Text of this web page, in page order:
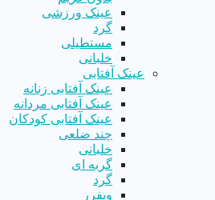
عینک ورزشی
گرد
مستطیلی
خلبانی
عینک آفتابی
عینک آفتابی زنانه
عینک آفتابی مردانه
عینک آفتابی کودکان
چند ضلعی
خلبانی
گربه ای
گرد
ویفرر